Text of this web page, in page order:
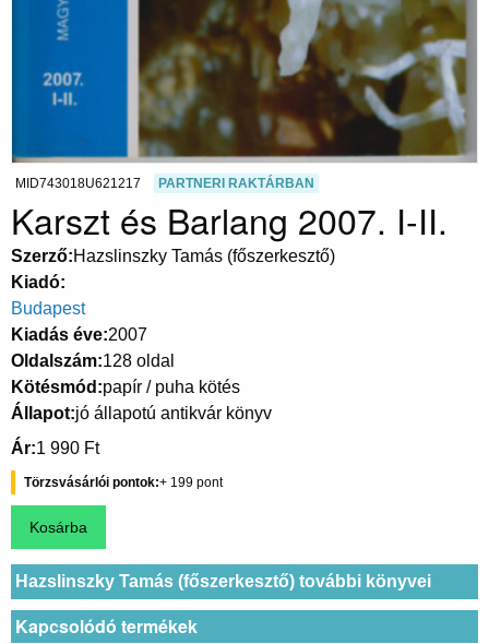
MID743018U621217 PARTNERI RAKTÁRBAN
Karszt és Barlang 2007. I-II.
Szerző Hazslinszky Tamás (főszerkesztő)
Kiadó
Budapest
Kiadás éve 2007
Oldalszám 128 oldal
Kötésmód papír / puha kötés
Állapot jó állapotú antikvár könyv
Ár 1 990 Ft
Törzsvásárlói pontok 199
Hazslinszky Tamás (főszerkesztő) további könyvei
Kapcsolódó termékek